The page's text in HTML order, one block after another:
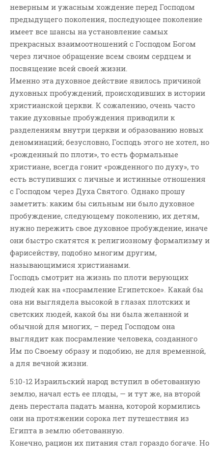
Слово Из Слова
Служение
Цитата
неверным и ужасным хождение перед Господом
предыдущего поколения, последующее поколение
имеет все шансы на установление самых
прекрасных взаимоотношений с Господом Богом
через личное обращение всем своим сердцем и
посвящение всей своей жизни.
Именно эта духовное действие явилось причиной
духовных пробуждений, происходивших в истории
христианской церкви. К сожалению, очень часто
такие духовные пробуждения приводили к
разделениям внутри церкви и образованию новых
деноминаций; безусловно, Господь этого не хотел, но
«рожденный по плоти», то есть формальные
христиане, всегда гонит «рожденного по духу», то
есть вступивших с личные и истинные отношения
с Господом через Духа Святого. Однако прошу
заметить: каким бы сильным ни было духовное
пробуждение, следующему поколению, их детям,
нужно пережить свое духовное пробуждение, иначе
они быстро скатятся к религиозному формализму и
фарисейству, подобно многим другим,
называющимися христианами.
Господь смотрит на жизнь по плоти верующих
людей как на «посрамление Египетское». Какай бы
она ни выглядела высокой в глазах плотских и
светских людей, какой бы ни была желанной и
обычной для многих, – перед Господом она
выглядит как посрамление человека, созданного
Им по Своему образу и подобию, не для временной,
а для вечной жизни.
5:10-12 Израильский народ вступил в обетованную
землю, начал есть ее плоды, — и тут же, на второй
день перестала падать манна, которой кормились
они на протяжении сорока лет путешествия из
Египта в землю обетованную.
Конечно, рацион их питания стал гораздо богаче. Но